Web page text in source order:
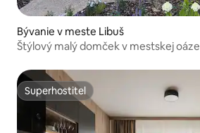
Bývanie v meste Libuš
Štýlový malý domček v mestskej oáze
Superhostiteľ
Superhostiteľ